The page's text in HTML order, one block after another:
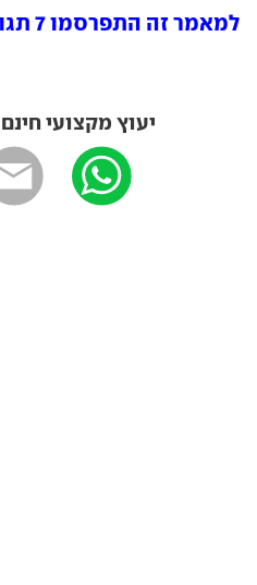
למאמר זה התפרסמו 7 תגובות
יעוץ מקצועי